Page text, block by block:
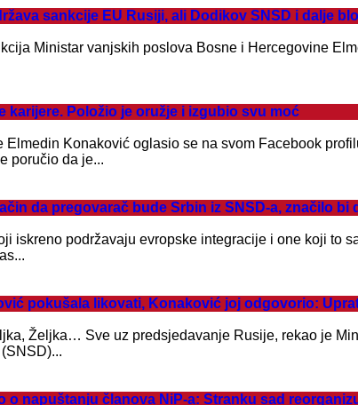
sankcije EU Rusiji, ali Dodikov SNSD i dalje
Ministar vanjskih poslova Bosne i Hercegovine
karijere. Položio je oružje i izgubio svu moć
Konaković oglasio se na svom Facebook
poručio da je...
da pregovarač bude Srbin iz SNSD-a, značilo
iskreno podržavaju evropske integracije i one koji to
pokušala likovati, Konaković joj odgovorio:
Željka… Sve uz predsjedavanje Rusije, rekao je
o napuštanju članova NiP-a: Stranku sad